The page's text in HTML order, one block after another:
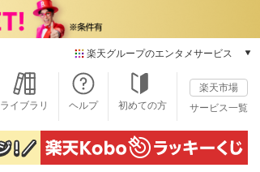
楽天グループのエンタメサービス
本/ゲーム/CD/DVD
楽天ブックス
電子書籍
楽天Kobo
雑誌読み放題
ライブラリ ヘルプ 初めての方
楽天市場
サービス一覧